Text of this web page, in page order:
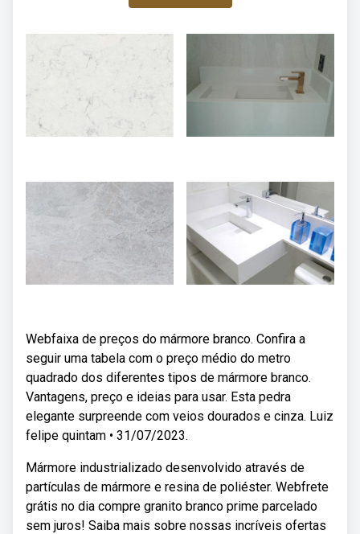
Webfaixa de preços do mármore branco. Confira a
seguir uma tabela com o preço médio do metro
quadrado dos diferentes tipos de mármore branco.
Vantagens, preço e ideias para usar. Esta pedra
elegante surpreende com veios dourados e cinza. Luiz
felipe quintam • 31/07/2023.
Mármore industrializado desenvolvido através de
partículas de mármore e resina de poliéster. Webfrete
grátis no dia compre granito branco prime parcelado
sem juros! Saiba mais sobre nossas incríveis ofertas